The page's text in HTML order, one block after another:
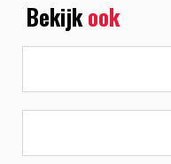
Bekijkook